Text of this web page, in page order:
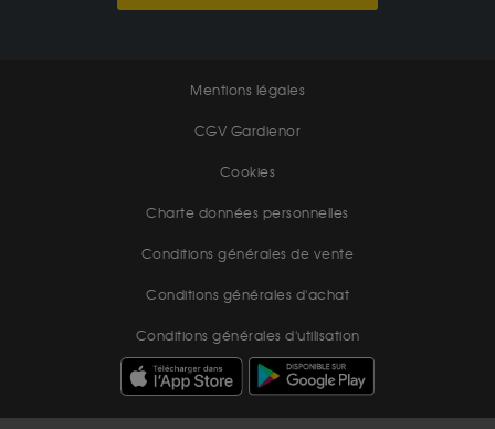
Mentions légales
CGV Gardienor
Cookies
Charte données personnelles
Conditions générales de vente
Conditions générales d'achat
Conditions générales d'utilisation